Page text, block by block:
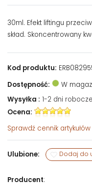
30ml. Efekt liftingu
skład. Skoncentrowany
Kod produktu:
Dostępność:
W
Wysyłka : 1-2 dni robocze
Ocena:
Sprawdź cennik
Ulubione: Dodaj do
Producent: